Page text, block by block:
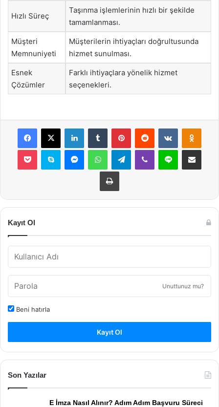
Hızlı Süreç
Taşınma işlemlerinin hızlı bir şekilde
tamamlanması.
Müşteri
Memnuniyeti
Müşterilerin ihtiyaçları doğrultusunda
hizmet sunulması.
Esnek
Çözümler
Farklı ihtiyaçlara yönelik hizmet
seçenekleri.
Facebook
X LinkedInTumblr PinterestReddit VKontakte
Pocket Skype MessengerWhatsAppTelegramViber Line E-Posta ile
Yazdır
Kayıt Ol
Unuttunuz mu?
Beni hatırla
Kayıt Ol
Son Yazılar
E İmza Nasıl Alınır? Adım Adım Başvuru Süreci